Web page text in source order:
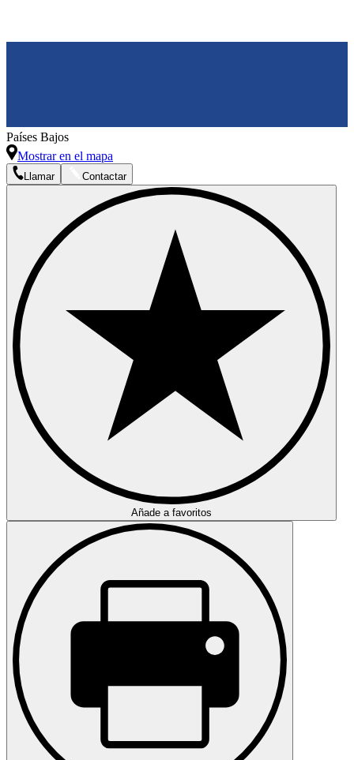
Países Bajos
Mostrar en el mapa
Llamar Contactar
Añade a favoritos